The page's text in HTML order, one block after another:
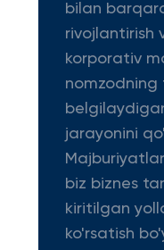
bilan
rivojlantirish
korporativ
nomzodning
jarayonini
biz biznes
kiritilgan
ko'rsatish